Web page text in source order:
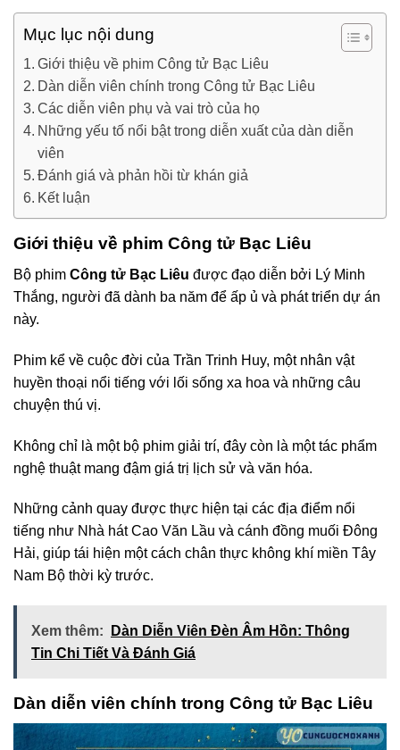
Mục lục nội dung
Giới thiệu về phim Công tử Bạc Liêu
Dàn diễn viên chính trong Công tử Bạc Liêu
Các diễn viên phụ và vai trò của họ
Những yếu tố nổi bật trong diễn xuất của dàn diễn
viên
Đánh giá và phản hồi từ khán giả
Kết luận
Giới thiệu về phim Công tử Bạc Liêu
Bộ phim Công tử Bạc Liêu được đạo diễn bởi Lý Minh
Thắng, người đã dành ba năm để ấp ủ và phát triển dự án
này.
Phim kể về cuộc đời của Trần Trinh Huy, một nhân vật
huyền thoại nổi tiếng với lối sống xa hoa và những câu
chuyện thú vị.
Không chỉ là một bộ phim giải trí, đây còn là một tác phẩm
nghệ thuật mang đậm giá trị lịch sử và văn hóa.
Những cảnh quay được thực hiện tại các địa điểm nổi
tiếng như Nhà hát Cao Văn Lầu và cánh đồng muối Đông
Hải, giúp tái hiện một cách chân thực không khí miền Tây
Nam Bộ thời kỳ trước.
Xem thêm:
Dàn Diễn Viên Đèn Âm Hồn: Thông
Tin Chi Tiết Và Đánh Giá
Dàn diễn viên chính trong Công tử Bạc Liêu